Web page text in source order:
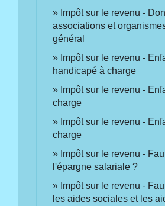
Impôt sur le revenu -
associations et
général
Impôt sur le revenu -
handicapé à charge
Impôt sur le revenu -
charge
Impôt sur le revenu -
charge
Impôt sur le revenu -
l'épargne salariale ?
Impôt sur le revenu -
les aides sociales et les